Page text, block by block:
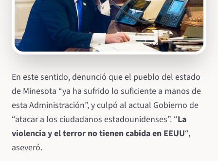
En este sentido, denunció que el pueblo del estado
de Minesota “ya ha sufrido lo suficiente a manos de
esta Administración”, y culpó al actual Gobierno de
“atacar a los ciudadanos estadounidenses”. “La
violencia y el terror no tienen cabida en EEUU“,
aseveró.